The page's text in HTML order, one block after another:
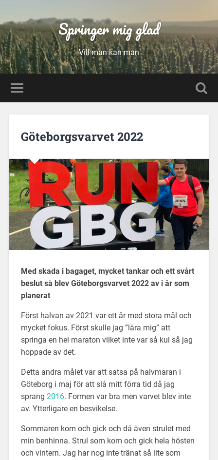
Springer mig glad
Vill man kan man
Göteborgsvarvet 2022
Med skada i bagaget, mycket tankar och ett svårt
beslut så blev Göteborgsvarvet 2022 av i år som
planerat
Först halvan av 2021 var ett år med stora mål och
mycket fokus. Först skulle jag ”lära mig” att
springa en hel maraton vilket inte var så kul så jag
hoppade av det.
Detta andra målet var att satsa på halvmaran i
Göteborg i maj för att slå mitt förra tid då jag
sprang 2016. Formen var bra men varvet blev inte
av. Ytterligare en besvikelse.
Sommaren kom och gick och då även strulet med
min benhinna. Strul som kom och gick hela hösten
och vintern. Jag har nog inte tränat så lite som